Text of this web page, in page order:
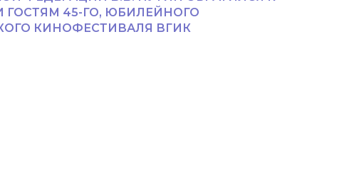
ГОСТЯМ 45-ГО, ЮБИЛЕЙНОГО
КИНОФЕСТИВАЛЯ ВГИК